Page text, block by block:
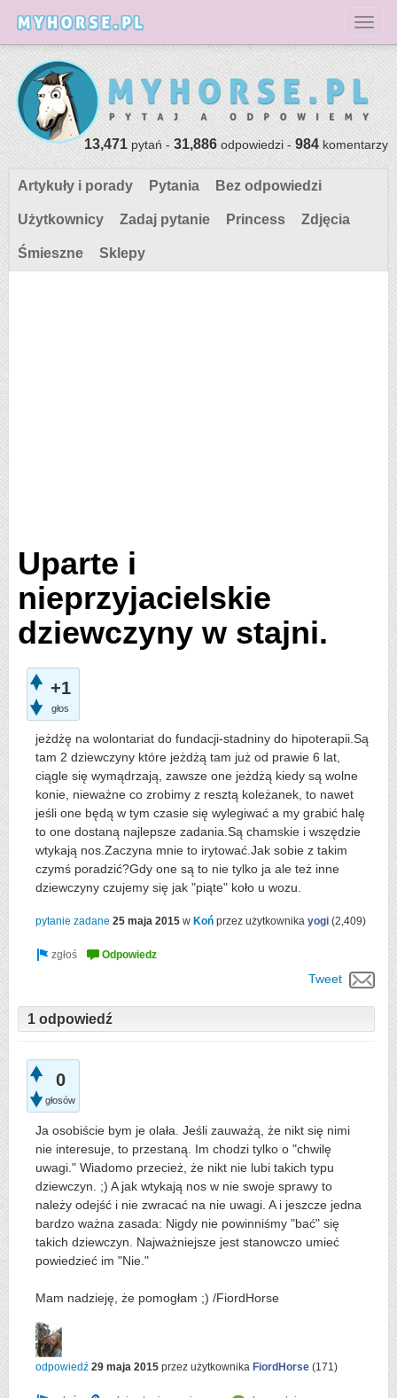
13,471pytań -31,886odpowiedzi -984komentarzy
Artykuły i porady Pytania Bez odpowiedzi
Użytkownicy Zadaj pytanie Princess Zdjęcia
Śmieszne Sklepy
Uparte i
nieprzyjacielskie
dziewczyny w stajni.
+1
głos
jeżdżę na wolontariat do fundacji-stadniny do hipoterapii.Są
tam 2 dziewczyny które jeżdżą tam już od prawie 6 lat,
ciągle się wymądrzają, zawsze one jeżdżą kiedy są wolne
konie, nieważne co zrobimy z resztą koleżanek, to nawet
jeśli one będą w tym czasie się wylegiwać a my grabić halę
to one dostaną najlepsze zadania.Są chamskie i wszędzie
wtykają nos.Zaczyna mnie to irytować.Jak sobie z takim
czymś poradzić?Gdy one są to nie tylko ja ale też inne
dziewczyny czujemy się jak "piąte" koło u wozu.
pytanie zadane 25 maja 2015 w Koń przez użytkownika yogi (2,409)
Tweet
1 odpowiedź
0
głosów
Ja osobiście bym je olała. Jeśli zauważą, że nikt się nimi
nie interesuje, to przestaną. Im chodzi tylko o "chwilę
uwagi." Wiadomo przecież, że nikt nie lubi takich typu
dziewczyn. ;) A jak wtykają nos w nie swoje sprawy to
należy odejść i nie zwracać na nie uwagi. A i jeszcze jedna
bardzo ważna zasada: Nigdy nie powinniśmy "bać" się
takich dziewczyn. Najważniejsze jest stanowczo umieć
powiedzieć im "Nie."
Mam nadzieję, że pomogłam ;) /FiordHorse
odpowiedź 29 maja 2015 przez użytkownika FiordHorse (171)